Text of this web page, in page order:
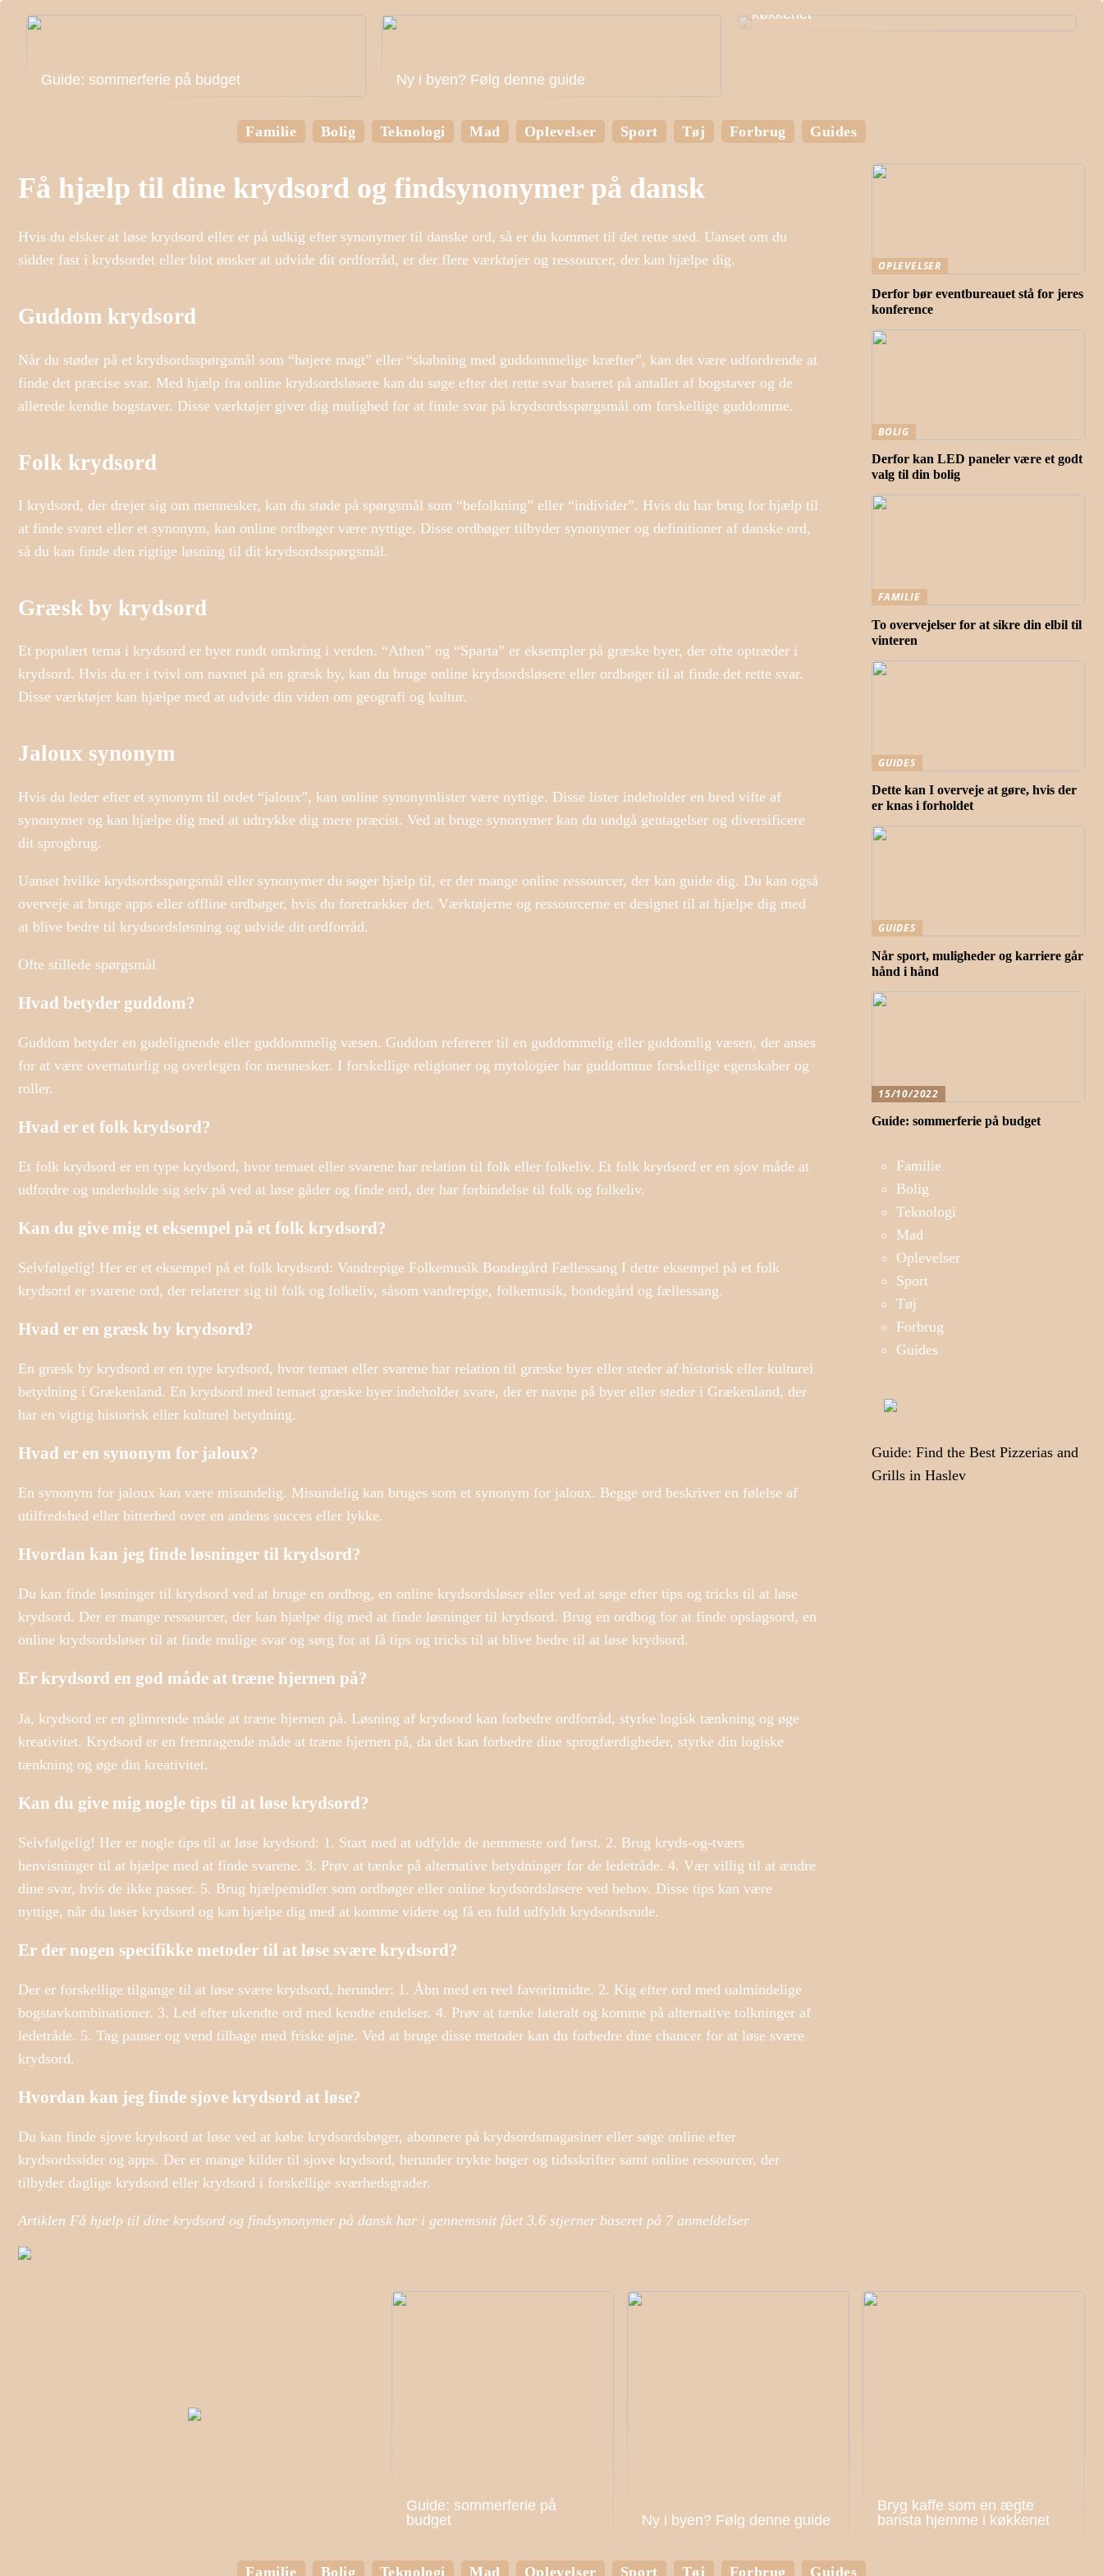
Guide: sommerferie på budget Ny i byen? Følg denne guide
køkkenet
Familie Bolig Teknologi Mad Oplevelser Sport Tøj Forbrug Guides
Få hjælp til dine krydsord og findsynonymer på dansk
Hvis du elsker at løse krydsord eller er på udkig efter synonymer til danske ord, så er du kommet til det rette sted. Uanset om du
sidder fast i krydsordet eller blot ønsker at udvide dit ordforråd, er der flere værktøjer og ressourcer, der kan hjælpe dig.
Guddom krydsord
Når du støder på et krydsordsspørgsmål som “højere magt” eller “skabning med guddommelige kræfter”, kan det være udfordrende at
finde det præcise svar. Med hjælp fra online krydsordsløsere kan du søge efter det rette svar baseret på antallet af bogstaver og de
allerede kendte bogstaver. Disse værktøjer giver dig mulighed for at finde svar på krydsordsspørgsmål om forskellige guddomme.
Folk krydsord
I krydsord, der drejer sig om mennesker, kan du støde på spørgsmål som “befolkning” eller “individer”. Hvis du har brug for hjælp til
at finde svaret eller et synonym, kan online ordbøger være nyttige. Disse ordbøger tilbyder synonymer og definitioner af danske ord,
så du kan finde den rigtige løsning til dit krydsordsspørgsmål.
Græsk by krydsord
Et populært tema i krydsord er byer rundt omkring i verden. “Athen” og “Sparta” er eksempler på græske byer, der ofte optræder i
krydsord. Hvis du er i tvivl om navnet på en græsk by, kan du bruge online krydsordsløsere eller ordbøger til at finde det rette svar.
Disse værktøjer kan hjælpe med at udvide din viden om geografi og kultur.
Jaloux synonym
Hvis du leder efter et synonym til ordet “jaloux”, kan online synonymlister være nyttige. Disse lister indeholder en bred vifte af
synonymer og kan hjælpe dig med at udtrykke dig mere præcist. Ved at bruge synonymer kan du undgå gentagelser og diversificere
dit sprogbrug.
Uanset hvilke krydsordsspørgsmål eller synonymer du søger hjælp til, er der mange online ressourcer, der kan guide dig. Du kan også
overveje at bruge apps eller offline ordbøger, hvis du foretrækker det. Værktøjerne og ressourcerne er designet til at hjælpe dig med
at blive bedre til krydsordsløsning og udvide dit ordforråd.
Ofte stillede spørgsmål
Hvad betyder guddom?
Guddom betyder en gudelignende eller guddommelig væsen. Guddom refererer til en guddommelig eller guddomlig væsen, der anses
for at være overnaturlig og overlegen for mennesker. I forskellige religioner og mytologier har guddomme forskellige egenskaber og
roller.
Hvad er et folk krydsord?
Et folk krydsord er en type krydsord, hvor temaet eller svarene har relation til folk eller folkeliv. Et folk krydsord er en sjov måde at
udfordre og underholde sig selv på ved at løse gåder og finde ord, der har forbindelse til folk og folkeliv.
Kan du give mig et eksempel på et folk krydsord?
Selvfølgelig! Her er et eksempel på et folk krydsord: Vandrepige Folkemusik Bondegård Fællessang I dette eksempel på et folk
krydsord er svarene ord, der relaterer sig til folk og folkeliv, såsom vandrepige, folkemusik, bondegård og fællessang.
Hvad er en græsk by krydsord?
En græsk by krydsord er en type krydsord, hvor temaet eller svarene har relation til græske byer eller steder af historisk eller kulturel
betydning i Grækenland. En krydsord med temaet græske byer indeholder svare, der er navne på byer eller steder i Grækenland, der
har en vigtig historisk eller kulturel betydning.
Hvad er en synonym for jaloux?
En synonym for jaloux kan være misundelig. Misundelig kan bruges som et synonym for jaloux. Begge ord beskriver en følelse af
utilfredshed eller bitterhed over en andens succes eller lykke.
Hvordan kan jeg finde løsninger til krydsord?
Du kan finde løsninger til krydsord ved at bruge en ordbog, en online krydsordsløser eller ved at søge efter tips og tricks til at løse
krydsord. Der er mange ressourcer, der kan hjælpe dig med at finde løsninger til krydsord. Brug en ordbog for at finde opslagsord, en
online krydsordsløser til at finde mulige svar og sørg for at få tips og tricks til at blive bedre til at løse krydsord.
Er krydsord en god måde at træne hjernen på?
Ja, krydsord er en glimrende måde at træne hjernen på. Løsning af krydsord kan forbedre ordforråd, styrke logisk tænkning og øge
kreativitet. Krydsord er en fremragende måde at træne hjernen på, da det kan forbedre dine sprogfærdigheder, styrke din logiske
tænkning og øge din kreativitet.
Kan du give mig nogle tips til at løse krydsord?
Selvfølgelig! Her er nogle tips til at løse krydsord: 1. Start med at udfylde de nemmeste ord først. 2. Brug kryds-og-tværs
henvisninger til at hjælpe med at finde svarene. 3. Prøv at tænke på alternative betydninger for de ledetråde. 4. Vær villig til at ændre
dine svar, hvis de ikke passer. 5. Brug hjælpemidler som ordbøger eller online krydsordsløsere ved behov. Disse tips kan være
nyttige, når du løser krydsord og kan hjælpe dig med at komme videre og få en fuld udfyldt krydsordsrude.
Er der nogen specifikke metoder til at løse svære krydsord?
Der er forskellige tilgange til at løse svære krydsord, herunder: 1. Åbn med en reel favoritmidte. 2. Kig efter ord med ualmindelige
bogstavkombinationer. 3. Led efter ukendte ord med kendte endelser. 4. Prøv at tænke lateralt og komme på alternative tolkninger af
ledetråde. 5. Tag pauser og vend tilbage med friske øjne. Ved at bruge disse metoder kan du forbedre dine chancer for at løse svære
krydsord.
Hvordan kan jeg finde sjove krydsord at løse?
Du kan finde sjove krydsord at løse ved at købe krydsordsbøger, abonnere på krydsordsmagasiner eller søge online efter
krydsordssider og apps. Der er mange kilder til sjove krydsord, herunder trykte bøger og tidsskrifter samt online ressourcer, der
tilbyder daglige krydsord eller krydsord i forskellige sværhedsgrader.
Artiklen Få hjælp til dine krydsord og findsynonymer på dansk har i gennemsnit fået 3.6 stjerner baseret på 7anmeldelser
OPLEVELSER
Derfor bør eventbureauet stå for jeres
konference
BOLIG
Derfor kan LED paneler være et godt
valg til din bolig
FAMILIE
To overvejelser for at sikre din elbil til
vinteren
GUIDES
Dette kan I overveje at gøre, hvis der
er knas i forholdet
GUIDES
Når sport, muligheder og karriere går
hånd i hånd
15/10/2022
Guide: sommerferie på budget
Familie
Bolig
Teknologi
Mad
Oplevelser
Sport
Tøj
Forbrug
Guides
Guide: Find the Best Pizzerias and
Grills in Haslev
Guide: sommerferie på
budget
Ny i byen? Følg denne guide
Bryg kaffe som en ægte
barista hjemme i køkkenet
Familie Bolig Teknologi Mad Oplevelser Sport Tøj Forbrug Guides